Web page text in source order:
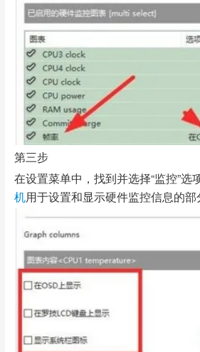
第三步
在设置菜单中，找到并选择“监控”选
机用于设置和显示硬件监控信息的部